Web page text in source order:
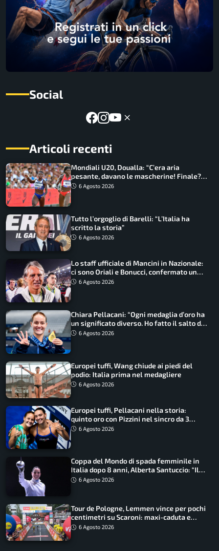
Social
Articoli recenti
Mondiali U20, Doualla: “C’era aria
pesante, davano le mascherine! Finale?
Non ho nulla da perdere”
6 Agosto 2026
Tutto l’orgoglio di Barelli: “L’Italia ha
scritto la storia”
6 Agosto 2026
Lo staff ufficiale di Mancini in Nazionale:
ci sono Oriali e Bonucci, confermato un
ritorno
6 Agosto 2026
Chiara Pellacani: “Ogni medaglia d’oro ha
un significato diverso. Ho fatto il salto di
qualità”
6 Agosto 2026
Europei tuffi, Wang chiude ai piedi del
podio: Italia prima nel medagliere
6 Agosto 2026
Europei tuffi, Pellacani nella storia:
quinto oro con Pizzini nel sincro da 3
metri
6 Agosto 2026
Coppa del Mondo di spada femminile in
Italia dopo 8 anni, Alberta Santuccio: “Il
lavoro dà sempre i suoi frutti”
6 Agosto 2026
Tour de Pologne, Lemmen vince per pochi
centimetri su Scaroni: maxi-caduta e
tappa accorciata
6 Agosto 2026